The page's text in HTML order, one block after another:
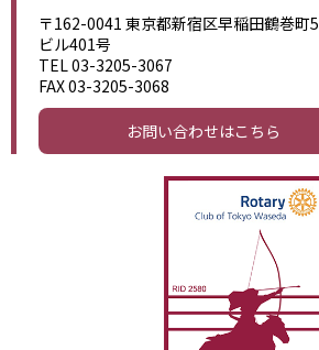
〒162-0041 東京都新宿区早稲田鶴巻町
ビル401号
TEL 03-3205-3067
FAX 03-3205-3068
お問い合わせはこちら